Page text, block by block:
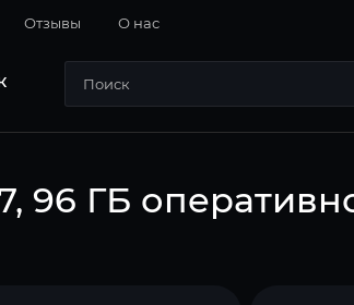
Отзывы О нас
96 ГБ